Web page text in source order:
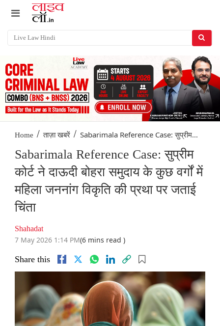
Home / ताज़ा खबरें / Sabarimala Reference Case: सुप्रीम...
Sabarimala Reference Case: सुप्रीम
कोर्ट ने दाऊदी बोहरा समुदाय के कुछ वर्गों में
महिला जननांग विकृति की प्रथा पर जताई
चिंता
Shahadat
7 May 2026 1:14 PM(6 mins read )
Share this